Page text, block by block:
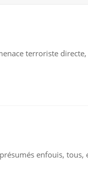
terroriste
enfouis, tous,